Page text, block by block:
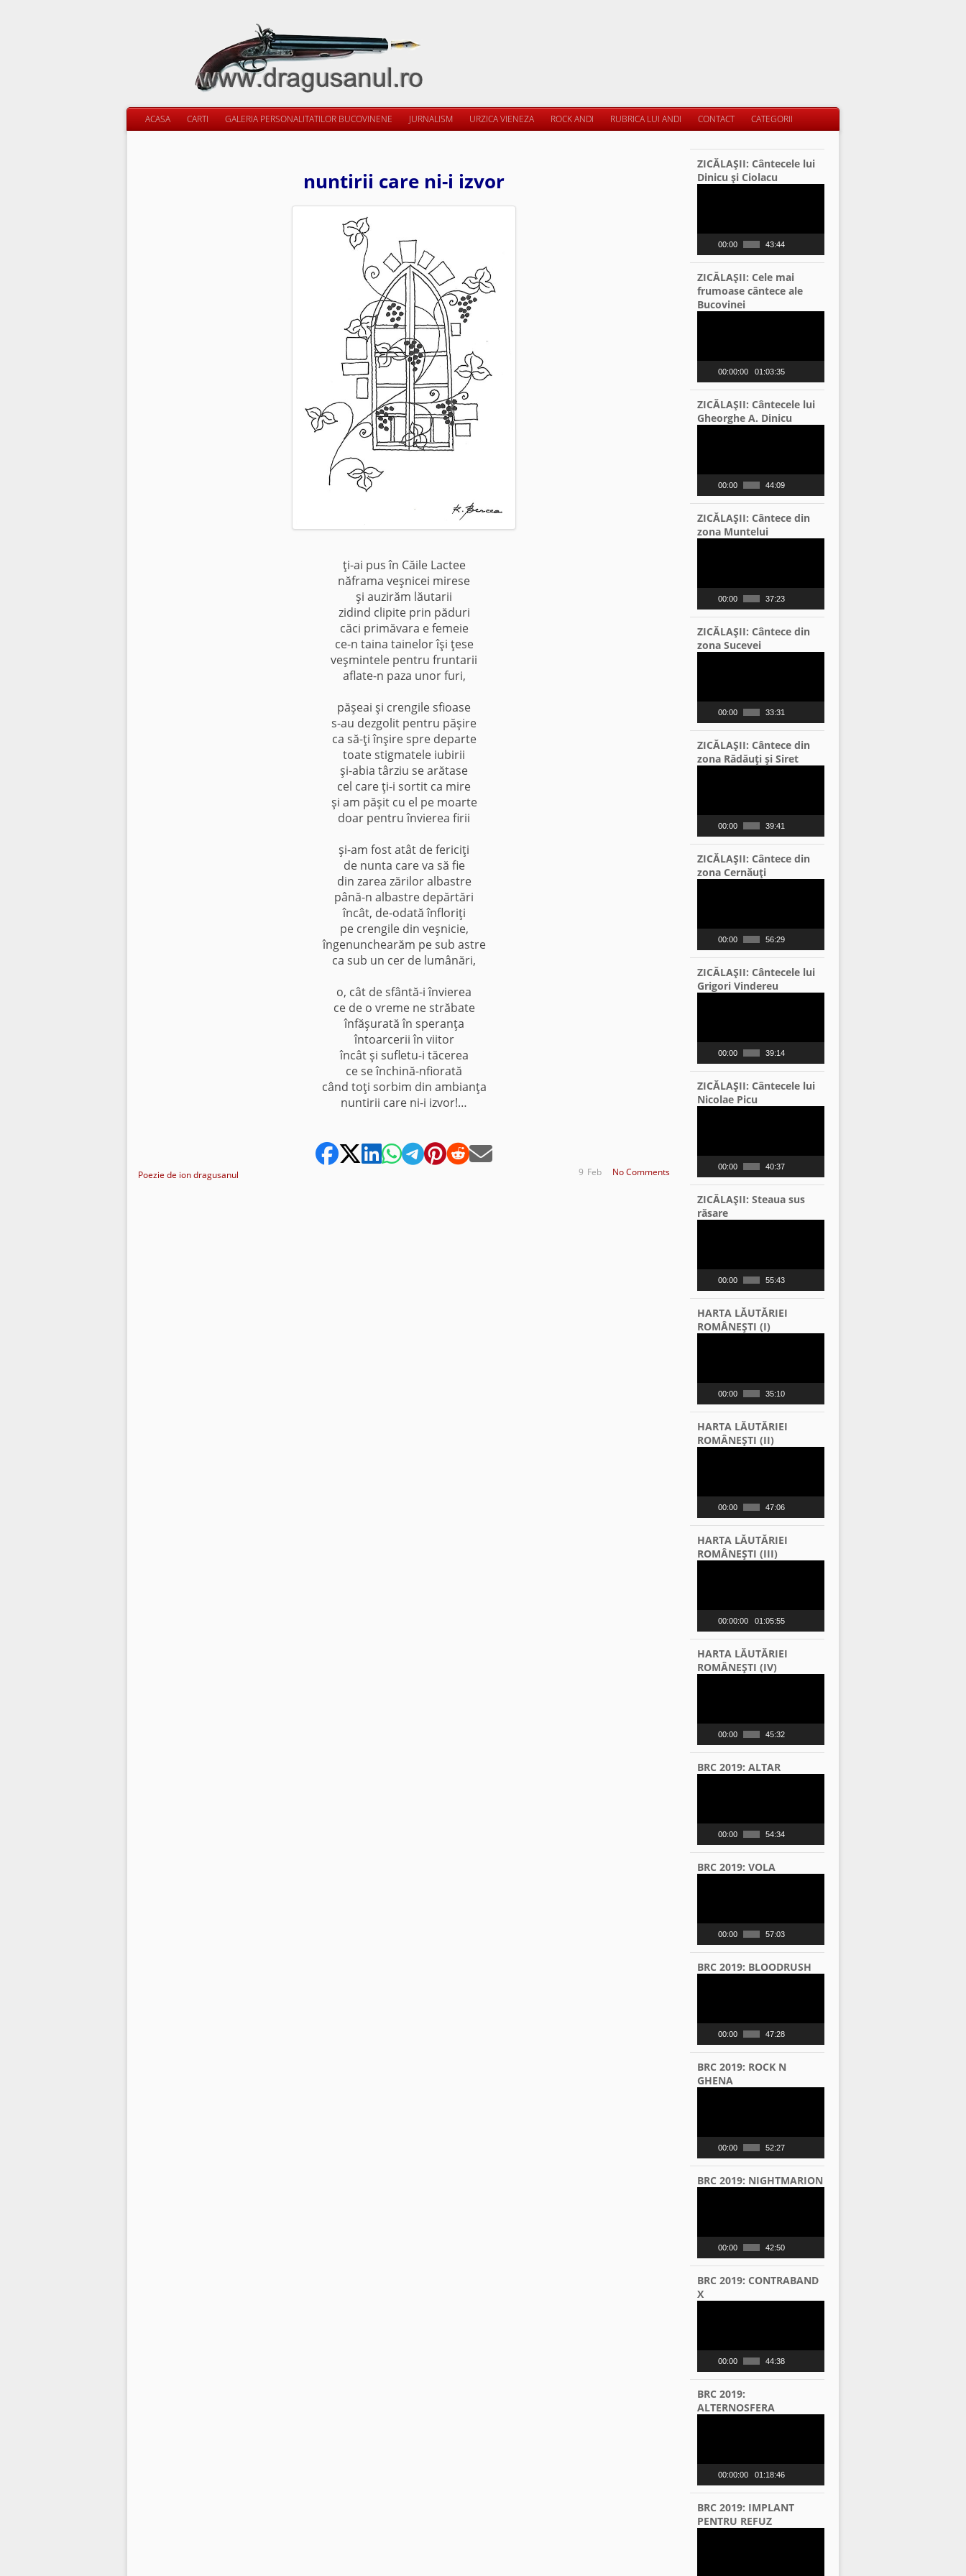
ACASA CARTI GALERIA PERSONALITATILOR BUCOVINENE JURNALISM URZICA VIENEZA ROCK ANDI RUBRICA LUI ANDI CONTACT CATEGORII
nuntirii care ni-i izvor
ţi-ai pus în Căile Lactee
năframa veşnicei mirese
şi auzirăm lăutarii
zidind clipite prin păduri
căci primăvara e femeie
ce-n taina tainelor îşi ţese
veşmintele pentru fruntarii
aflate-n paza unor furi,
păşeai şi crengile sfioase
s-au dezgolit pentru păşire
ca să-ţi înşire spre departe
toate stigmatele iubirii
şi-abia târziu se arătase
cel care ţi-i sortit ca mire
şi am păşit cu el pe moarte
doar pentru învierea firii
şi-am fost atât de fericiţi
de nunta care va să fie
din zarea zărilor albastre
până-n albastre depărtări
încât, de-odată înfloriţi
pe crengile din veşnicie,
îngenunchearăm pe sub astre
ca sub un cer de lumânări,
o, cât de sfântă-i învierea
ce de o vreme ne străbate
înfăşurată în speranţa
întoarcerii în viitor
încât şi sufletu-i tăcerea
ce se închină-nfiorată
când toţi sorbim din ambianţa
nuntirii care ni-i izvor!…
Poezie de ion dragusanul No Comments
Feb
9
ZICĂLAŞII: Cântecele lui
Dinicu şi Ciolacu
00:00 43:44
ZICĂLAŞII: Cele mai
frumoase cântece ale
Bucovinei
00:00:00 01:03:35
ZICĂLAŞII: Cântecele lui
Gheorghe A. Dinicu
00:00 44:09
ZICĂLAŞII: Cântece din
zona Muntelui
00:00 37:23
ZICĂLAŞII: Cântece din
zona Sucevei
00:00 33:31
ZICĂLAŞII: Cântece din
zona Rădăuţi şi Siret
00:00 39:41
ZICĂLAŞII: Cântece din
zona Cernăuţi
00:00 56:29
ZICĂLAŞII: Cântecele lui
Grigori Vindereu
00:00 39:14
ZICĂLAŞII: Cântecele lui
Nicolae Picu
00:00 40:37
ZICĂLAŞII: Steaua sus
răsare
00:00 55:43
HARTA LĂUTĂRIEI
ROMÂNEŞTI (I)
00:00 35:10
HARTA LĂUTĂRIEI
ROMÂNEŞTI (II)
00:00 47:06
HARTA LĂUTĂRIEI
ROMÂNEŞTI (III)
00:00:00 01:05:55
HARTA LĂUTĂRIEI
ROMÂNEŞTI (IV)
00:00 45:32
BRC 2019: ALTAR
00:00 54:34
BRC 2019: VOLA
00:00 57:03
BRC 2019: BLOODRUSH
00:00 47:28
BRC 2019: ROCK N
GHENA
00:00 52:27
BRC 2019: NIGHTMARION
00:00 42:50
BRC 2019: CONTRABAND
X
00:00 44:38
BRC 2019:
ALTERNOSFERA
00:00:00 01:18:46
BRC 2019: IMPLANT
PENTRU REFUZ